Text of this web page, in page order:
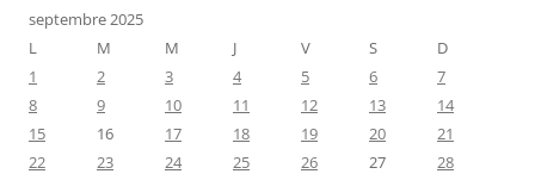
septembre 2025
L
M M J V S
D
1
2 3 4 5 6
7
8
9 10 11 12 13
14
15
16 17 18 19 20
21
22
23 24 25 26 27
28